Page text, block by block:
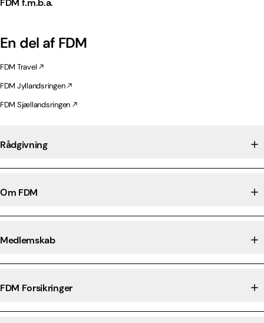
FDM f.m.b.a.
En del af FDM
FDM Travel
FDM Jyllandsringen
FDM Sjællandsringen
Rådgivning
Om FDM
Medlemskab
FDM Forsikringer